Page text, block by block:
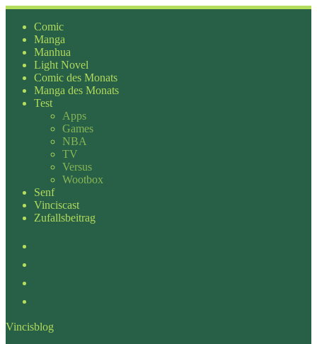
Zum
Inhalt
springen
Comic
Manga
Manhua
Light Novel
Comic des Monats
Manga des Monats
Test
Apps
Games
NBA
TV
Versus
Wootbox
Senf
Vinciscast
Zufallsbeitrag
Vincisblog